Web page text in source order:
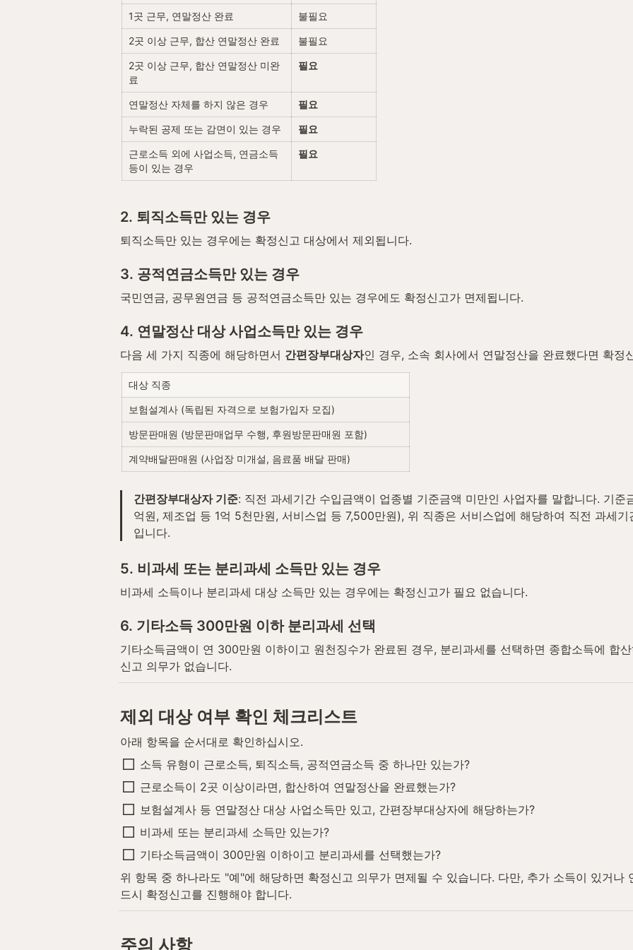
1곳 근무, 연말정산 완료 불필요
2곳 이상 근무, 합산 연말정산 완료 불필요
2곳 이상 근무, 합산 연말정산 미완
료
필요
연말정산 자체를 하지 않은 경우 필요
누락된 공제 또는 감면이 있는 경우 필요
근로소득 외에 사업소득, 연금소득
등이 있는 경우
필요
2. 퇴직소득만 있는 경우
퇴직소득만 있는 경우에는 확정신고 대상에서 제외됩니다.
3. 공적연금소득만 있는 경우
국민연금, 공무원연금 등 공적연금소득만 있는 경우에도 확정신고가 면제됩니다.
4. 연말정산 대상 사업소득만 있는 경우
다음 세 가지 직종에 해당하면서 간편장부대상자인 경우, 소속 회사에서 연말정산을 완료했다면 확정
대상 직종
보험설계사 (독립된 자격으로 보험가입자 모집)
방문판매원 (방문판매업무 수행, 후원방문판매원 포함)
계약배달판매원 (사업장 미개설, 음료품 배달 판매)
간편장부대상자 기준: 직전 과세기간 수입금액이 업종별 기준금액 미만인 사업자를 말합니다. 기
억원, 제조업 등 1억 5천만원, 서비스업 등 7,500만원), 위 직종은 서비스업에 해당하여 직전 과세
입니다.
5. 비과세 또는 분리과세 소득만 있는 경우
비과세 소득이나 분리과세 대상 소득만 있는 경우에는 확정신고가 필요 없습니다.
6. 기타소득 300만원 이하 분리과세 선택
기타소득금액이 연 300만원 이하이고 원천징수가 완료된 경우, 분리과세를 선택하면 종합소득에 합
신고 의무가 없습니다.
제외 대상 여부 확인 체크리스트
아래 항목을 순서대로 확인하십시오.
소득 유형이 근로소득, 퇴직소득, 공적연금소득 중 하나만 있는가?
근로소득이 2곳 이상이라면, 합산하여 연말정산을 완료했는가?
보험설계사 등 연말정산 대상 사업소득만 있고, 간편장부대상자에 해당하는가?
비과세 또는 분리과세 소득만 있는가?
기타소득금액이 300만원 이하이고 분리과세를 선택했는가?
위 항목 중 하나라도 "예"에 해당하면 확정신고 의무가 면제될 수 있습니다. 다만, 추가 소득이 있거나
드시 확정신고를 진행해야 합니다.
주의 사항